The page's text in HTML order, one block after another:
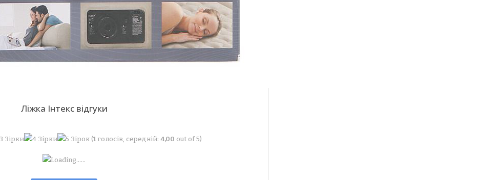
Ліжка Інтекс відгуки
(1 голосів, середній: 4,00 out of 5)
Loading...…